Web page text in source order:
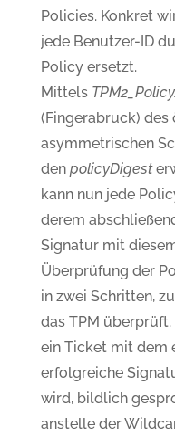
Policies. Konkret
jede Benutzer-ID
Policy ersetzt.
Mittels
(Fingerabruck) des
asymmetrischen
den policyDigest
kann nun jede
derem
Signatur mit
Überprüfung der
in zwei Schritten,
das TPM
ein Ticket mit dem
erfolgreiche
wird, bildlich
anstelle der